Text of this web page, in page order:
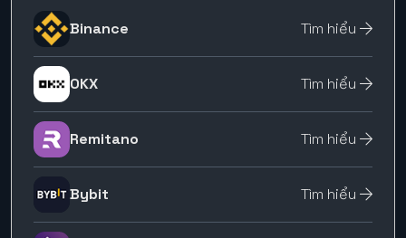
Binance Tìm hiểu
OKX Tìm hiểu
Remitano Tìm hiểu
Bybit Tìm hiểu